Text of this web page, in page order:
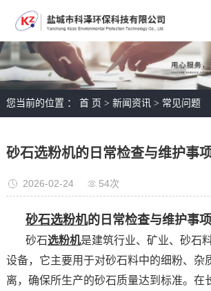
您当前的位置 ： 首 页 > 新闻资讯> 常见问题
砂石选粉机的日常检查与维护事
2026-02-24 54次
砂石选粉机的日常检查与维护事项
砂石选粉机是建筑行业、矿业、砂石
设备，它主要用于对砂石料中的细粉、杂
离，确保所生产的砂石质量达到标准。在